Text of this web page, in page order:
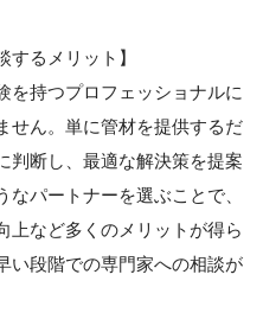
するメリット】
を持つプロフェッショナルに
せん。単に管材を提供するだ
判断し、最適な解決策を提案
パートナーを選ぶことで、
上など多くのメリットが得ら
い段階での専門家への相談が